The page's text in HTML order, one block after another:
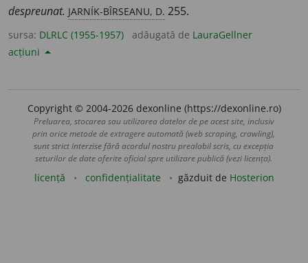
despreunat. JARNÍK-BÎRSEANU, D. 255.
sursa: DLRLC (1955-1957) adăugată de LauraGellner
acțiuni
Copyright © 2004-2026 dexonline (https://dexonline.ro)
Preluarea, stocarea sau utilizarea datelor de pe acest site, inclusiv
prin orice metode de extragere automată (web scraping, crawling),
sunt strict interzise fără acordul nostru prealabil scris, cu excepția
seturilor de date oferite oficial spre utilizare publică (vezi licența).
licență confidențialitate găzduit de Hosterion